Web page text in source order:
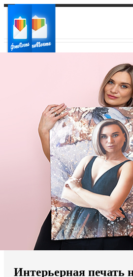
Ваш регион доставки
Выберите из списка:
Мы доставляем по всему миру
Интерьерная печать